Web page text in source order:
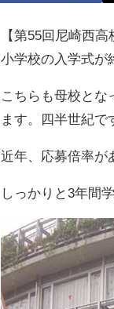
【第55回尼崎西高
小学校の入学式が
こちらも母校とな
ます。四半世紀で
近年、応募倍率が
しっかりと3年間